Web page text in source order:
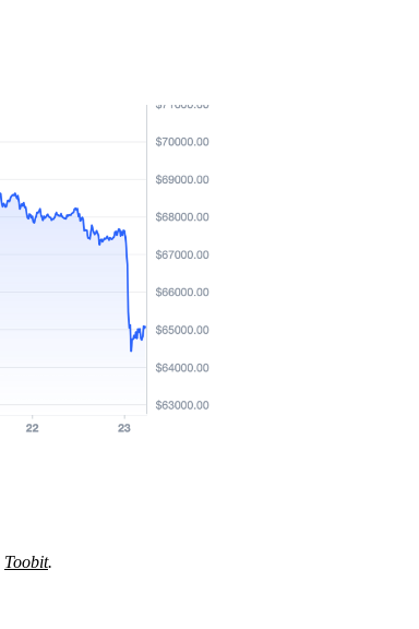
Toobit.